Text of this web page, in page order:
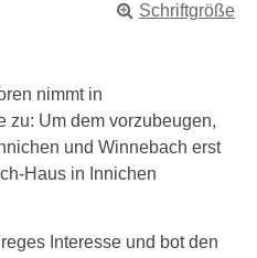
Schriftgröße
nimmt in
zu: Um dem vorzubeugen,
und Winnebach erst
Haus in Innichen
Interesse und bot den